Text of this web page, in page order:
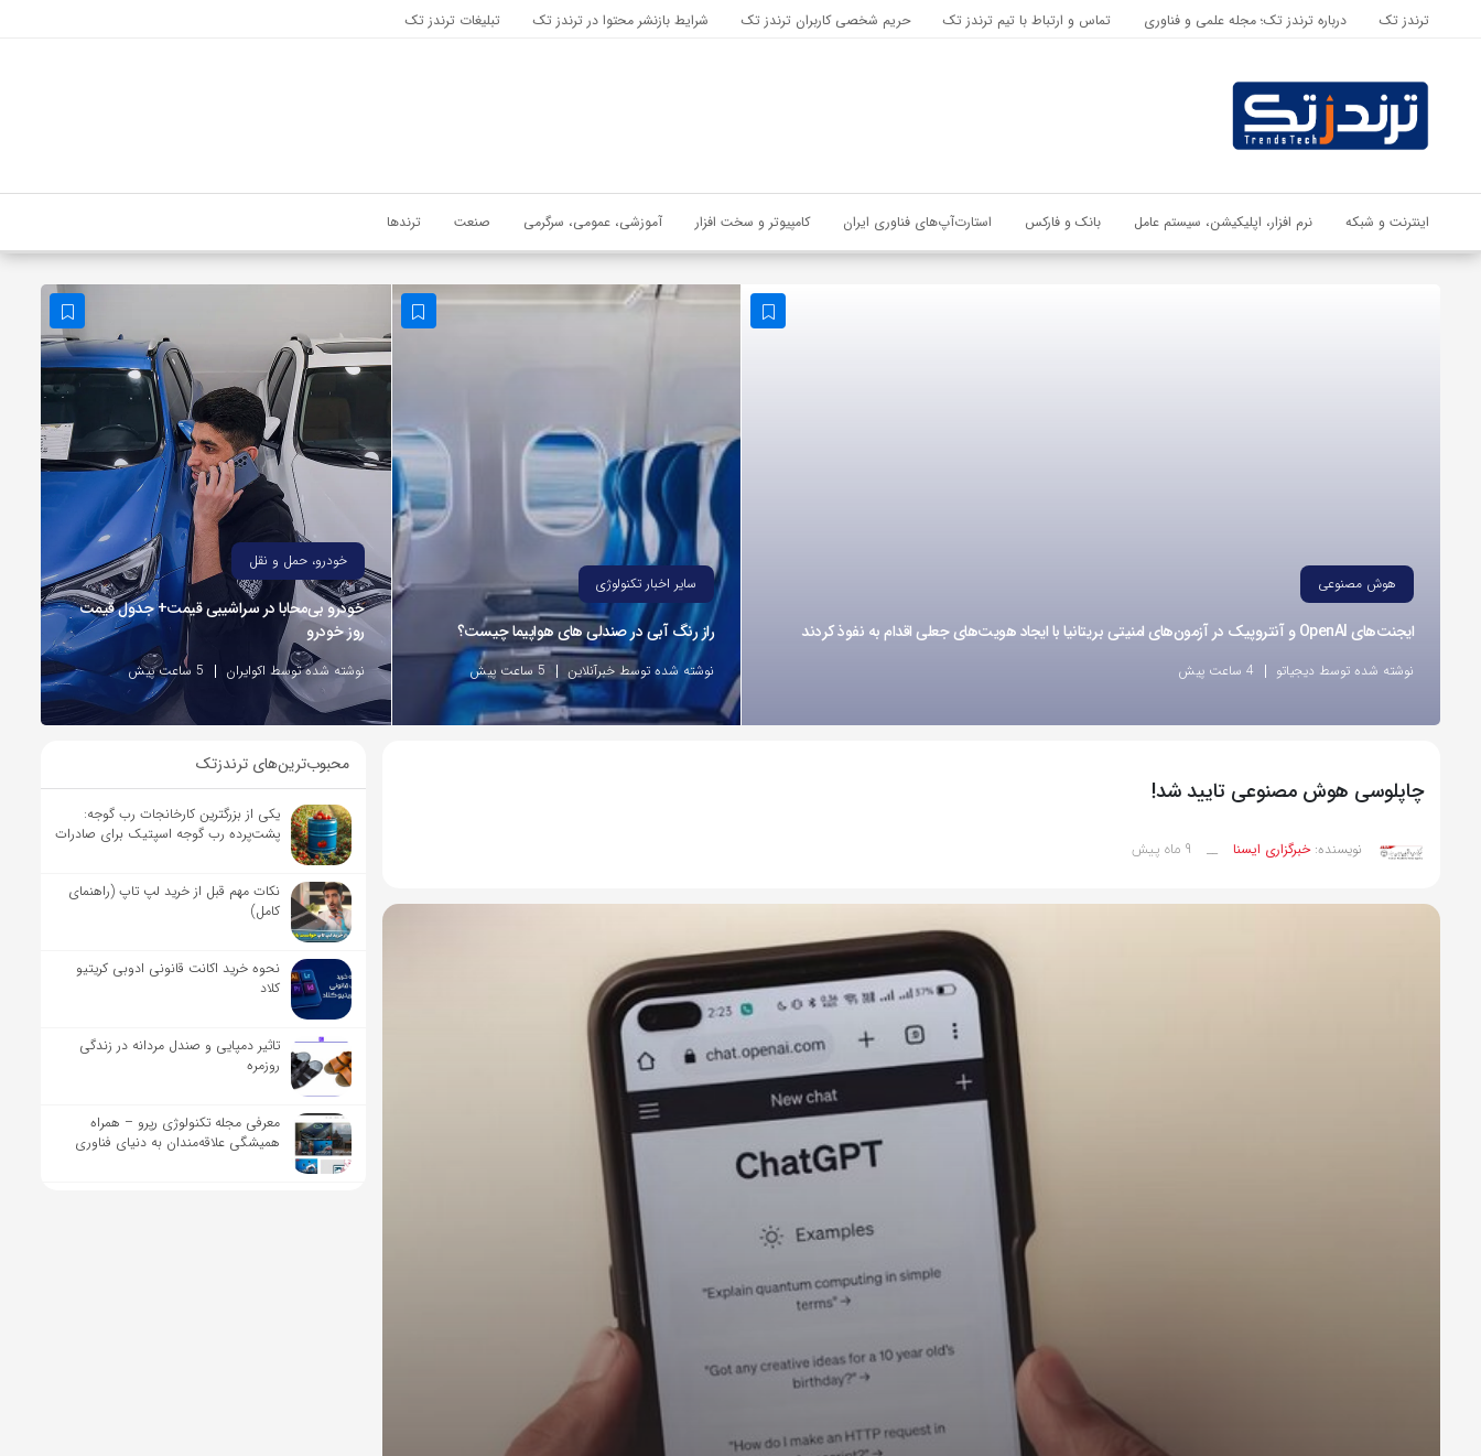
اشتراک گذاری
با استفاده از روش‌های زیر می‌توانید این صفحه را با دوستان خود به
اشتراک بگذارید.
ترندز تک درباره ترندز تک؛ مجله علمی و فناوری تماس و ارتباط با تیم ترندز تک حریم شخصی کاربران ترندز تک شرایط بازنشر محتوا در ترندز تک تبلیغات ترندز تک
اینترنت و شبکه نرم افزار، اپلیکیشن، سیستم عامل بانک و فارکس استارت‌آپ‌های فناوری ایران کامپیوتر و سخت افزار آموزشی، عمومی، سرگرمی صنعت ترندها
هوش مصنوعی
ایجنت‌های OpenAI و آنتروپیک در آزمون‌های امنیتی بریتانیا با ایجاد هویت‌های جعلی اقدام به نفوذ کردند
نوشته شده توسط دیجیاتو 4 ساعت پیش
سایر اخبار تکنولوژی
راز رنگ آبی در صندلی های هواپیما چیست؟
نوشته شده توسط خبرآنلاین 5 ساعت پیش
خودرو، حمل و نقل
خودرو بی‌محابا در سراشیبی قیمت+ جدول قیمت
روز خودرو
نوشته شده توسط اکوایران 5 ساعت پیش
چاپلوسی هوش مصنوعی تایید شد!
نویسنده:خبرگزاری ایسنا __ 9 ماه پیش
محبوب‌ترین‌های ترندزتک
یکی از بزرگترین کارخانجات رب گوجه:
پشت‌پرده رب گوجه اسپتیک برای صادرات
نکات مهم قبل از خرید لپ تاپ (راهنمای
کامل)
نحوه خرید اکانت قانونی ادوبی کریتیو
کلاد
تاثیر دمپایی و صندل مردانه در زندگی
روزمره
معرفی مجله تکنولوژی رپرو – همراه
همیشگی علاقه‌مندان به دنیای فناوری